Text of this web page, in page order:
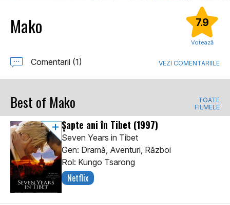
Mako 7.9
Votează
Comentarii (1) VEZI COMENTARIILE
Best of Mako
TOATE
FILMELE
Șapte ani în Tibet (1997)
Seven Years in Tibet
Gen: Dramă, Aventuri, Război
Rol: Kungo Tsarong
Netflix